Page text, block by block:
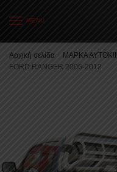
MENU
Αρχική σελίδα ΜΑΡΚΑ
FORD RANGER 2006-2012